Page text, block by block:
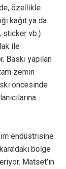
özellikle
kağıt ya da
sticker vb.)
ile
Baskı yapılan
zemin
öncesinde
endüstrisine
bölge
Matset’in